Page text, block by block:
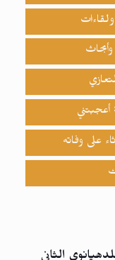
على وفاته